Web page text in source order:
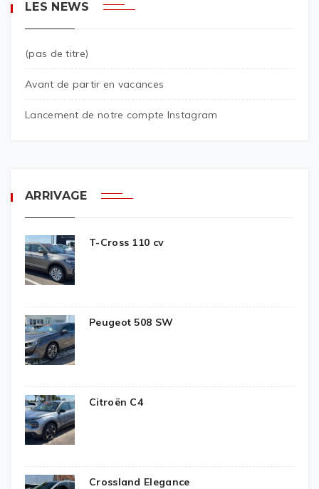
LES NEWS
(pas de titre)
Avant de partir en vacances
Lancement de notre compte Instagram
ARRIVAGE
T-Cross 110 cv
Peugeot 508 SW
Citroën C4
Crossland Elegance